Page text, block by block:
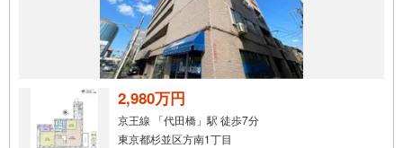
2,980万円
京王線 「代田橋」駅 徒歩7分
東京都杉並区方南1丁目